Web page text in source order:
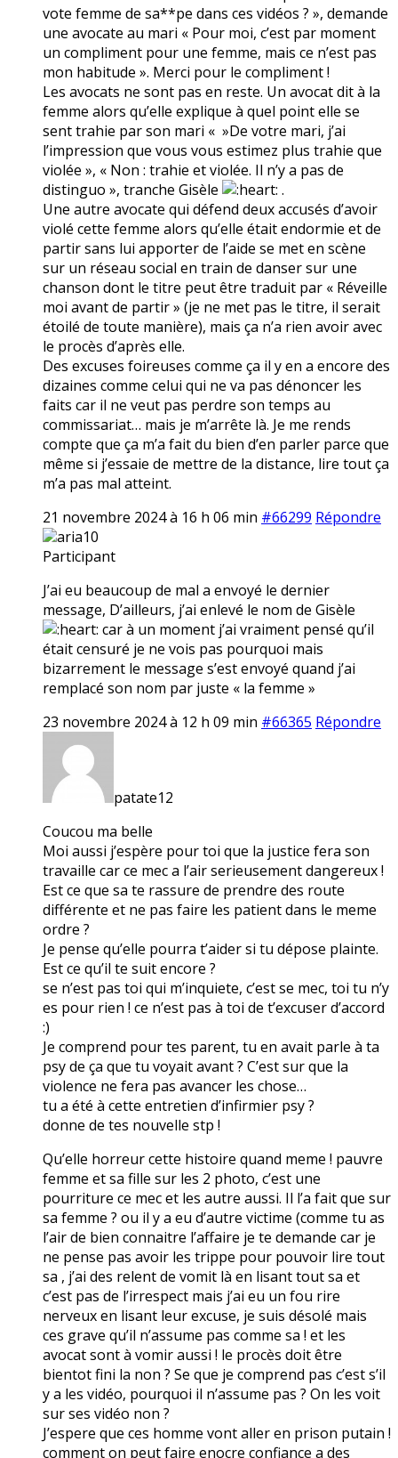
vote femme de sa**pe dans ces vidéos ? », demande
une avocate au mari « Pour moi, c’est par moment
un compliment pour une femme, mais ce n’est pas
mon habitude ». Merci pour le compliment !
Les avocats ne sont pas en reste. Un avocat dit à la
femme alors qu’elle explique à quel point elle se
sent trahie par son mari « »De votre mari, j’ai
l’impression que vous vous estimez plus trahie que
violée », « Non : trahie et violée. Il n’y a pas de
distinguo », tranche Gisèle
.
Une autre avocate qui défend deux accusés d’avoir
violé cette femme alors qu’elle était endormie et de
partir sans lui apporter de l’aide se met en scène
sur un réseau social en train de danser sur une
chanson dont le titre peut être traduit par « Réveille
moi avant de partir » (je ne met pas le titre, il serait
étoilé de toute manière), mais ça n’a rien avoir avec
le procès d’après elle.
Des excuses foireuses comme ça il y en a encore des
dizaines comme celui qui ne va pas dénoncer les
faits car il ne veut pas perdre son temps au
commissariat… mais je m’arrête là. Je me rends
compte que ça m’a fait du bien d’en parler parce que
même si j’essaie de mettre de la distance, lire tout ça
m’a pas mal atteint.
21 novembre 2024 à 16 h 06 min #66299 Répondre
aria10
Participant
J’ai eu beaucoup de mal a envoyé le dernier
message, D’ailleurs, j’ai enlevé le nom de Gisèle
car à un moment j’ai vraiment pensé qu’il
était censuré je ne vois pas pourquoi mais
bizarrement le message s’est envoyé quand j’ai
remplacé son nom par juste « la femme »
23 novembre 2024 à 12 h 09 min #66365 Répondre
patate12
Coucou ma belle
Moi aussi j’espère pour toi que la justice fera son
travaille car ce mec a l’air serieusement dangereux !
Est ce que sa te rassure de prendre des route
différente et ne pas faire les patient dans le meme
ordre ?
Je pense qu’elle pourra t’aider si tu dépose plainte.
Est ce qu’il te suit encore ?
se n’est pas toi qui m’inquiete, c’est se mec, toi tu n’y
es pour rien ! ce n’est pas à toi de t’excuser d’accord
:)
Je comprend pour tes parent, tu en avait parle à ta
psy de ça que tu voyait avant ? C’est sur que la
violence ne fera pas avancer les chose…
tu a été à cette entretien d’infirmier psy ?
donne de tes nouvelle stp !
Qu’elle horreur cette histoire quand meme ! pauvre
femme et sa fille sur les 2 photo, c’est une
pourriture ce mec et les autre aussi. Il l’a fait que sur
sa femme ? ou il y a eu d’autre victime (comme tu as
l’air de bien connaitre l’affaire je te demande car je
ne pense pas avoir les trippe pour pouvoir lire tout
sa , j’ai des relent de vomit là en lisant tout sa et
c’est pas de l’irrespect mais j’ai eu un fou rire
nerveux en lisant leur excuse, je suis désolé mais
ces grave qu’il n’assume pas comme sa ! et les
avocat sont à vomir aussi ! le procès doit être
bientot fini la non ? Se que je comprend pas c’est s’il
y a les vidéo, pourquoi il n’assume pas ? On les voit
sur ses vidéo non ?
J’espere que ces homme vont aller en prison putain !
comment on peut faire enocre confiance a des